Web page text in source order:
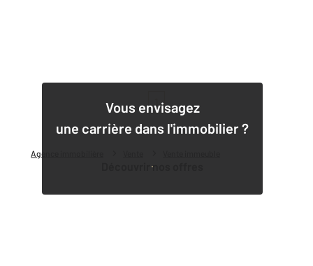
Agence immobilière
Vous envisagez
une carrière dans l'immobilier ?
Découvrir nos offres
1